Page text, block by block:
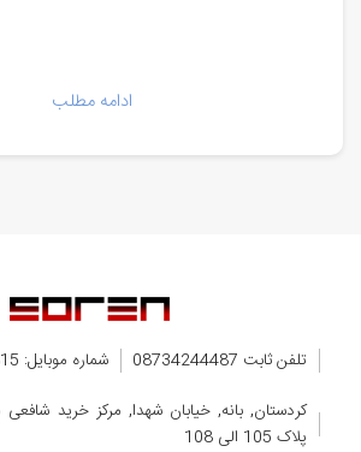
ادامه مطلب
تلفن ثابت 08734244487
شماره موبایل: 09351181815
کردستان, بانه, خیابان شهدا, مرکز خرید
پلاک 105 الی 108